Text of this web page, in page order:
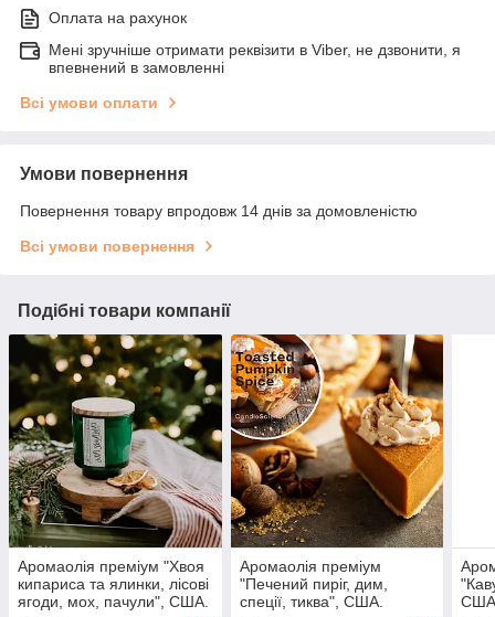
Оплата на рахунок
Мені зручніше отримати реквізити в Viber, не дзвонити, я
впевнений в замовленні
Всі умови оплати
Умови повернення
Повернення товару впродовж 14 днів за домовленістю
Всі умови повернення
Подібні товари компанії
Аромаолія преміум "Хвоя
кипариса та ялинки, лісові
ягоди, мох, пачули", США.
Аромаолія преміум
"Печений пиріг, дим,
спеції, тиква", США.
США.